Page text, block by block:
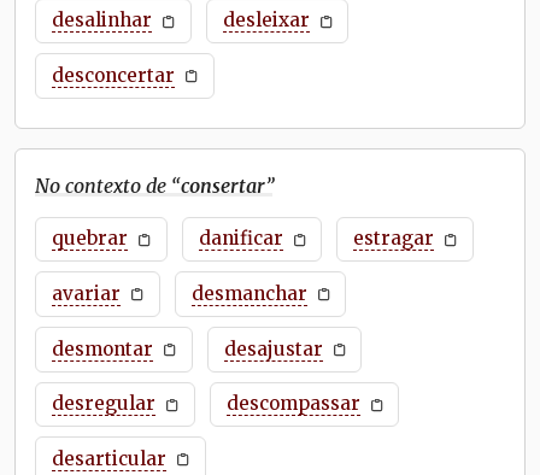
desalinhar desleixar
desconcertar
No contexto de “consertar”
quebrar danificar estragar
avariar desmanchar
desmontar desajustar
desregular descompassar
desarticular